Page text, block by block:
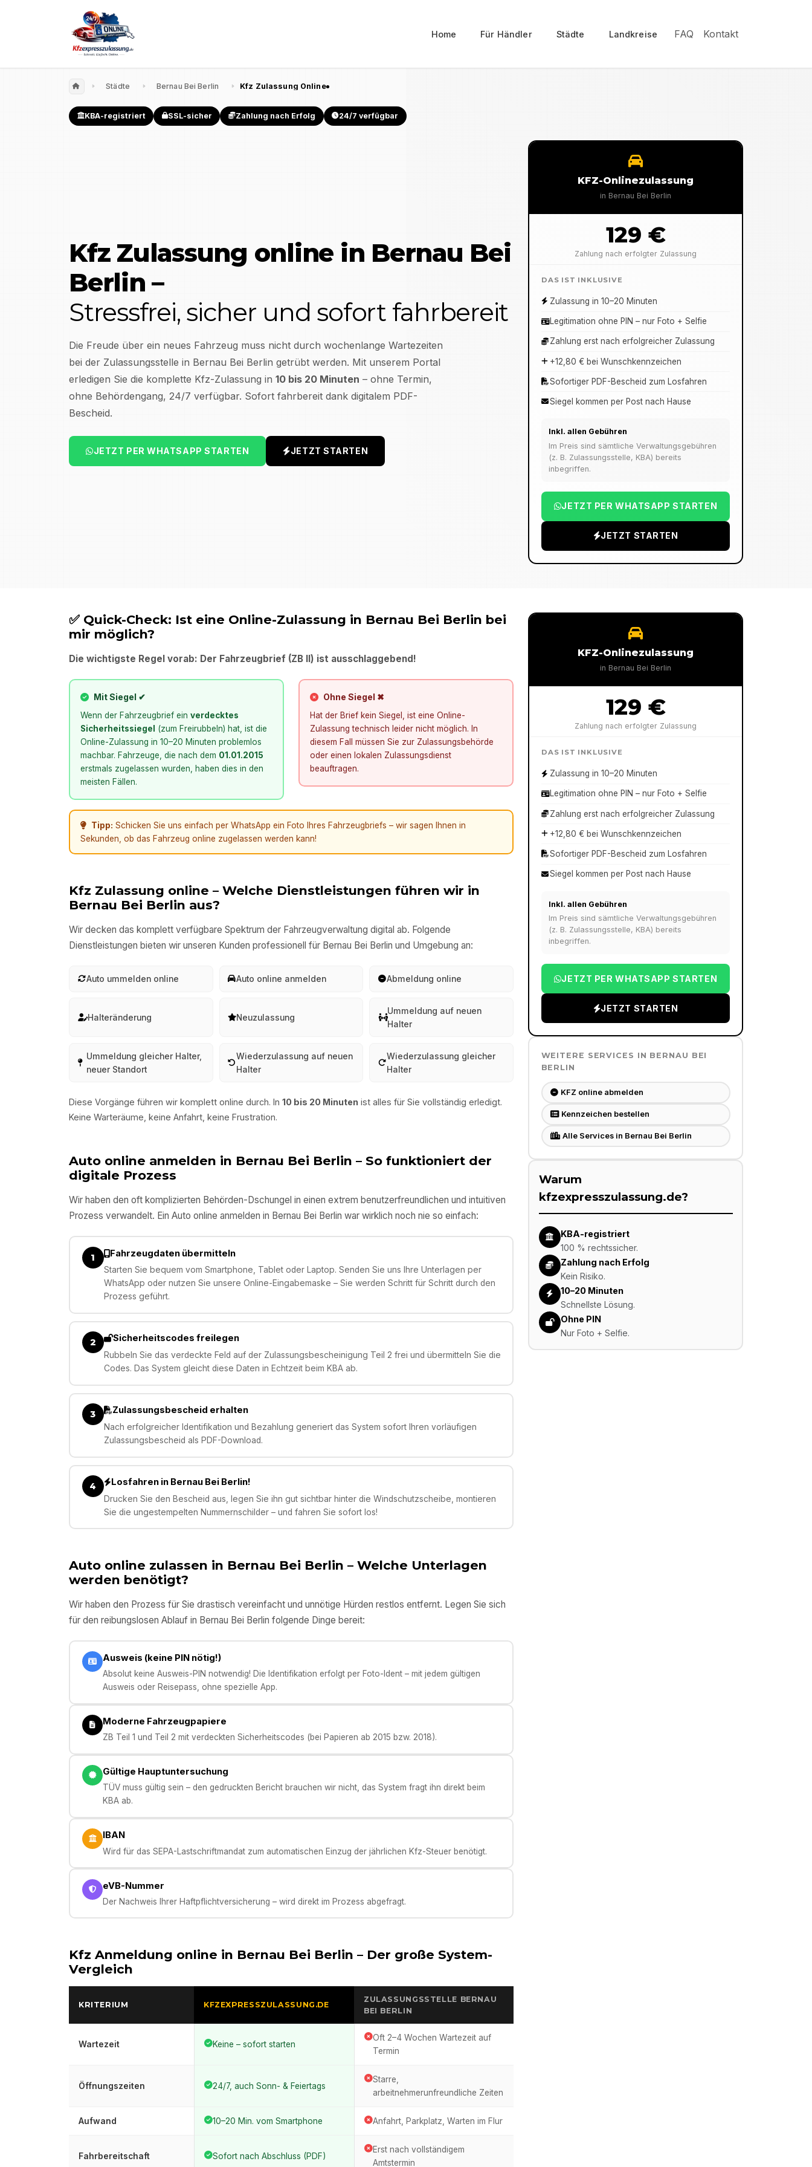
Home Für Händler Städte Landkreise FAQ Kontakt
Städte Bernau Bei Berlin Kfz Zulassung Online
KBA-registriert SSL-sicher Zahlung nach Erfolg 24/7 verfügbar
Kfz Zulassung online in Bernau Bei
Berlin –
Stressfrei, sicher und sofort fahrbereit
Die Freude über ein neues Fahrzeug muss nicht durch wochenlange Wartezeiten
bei der Zulassungsstelle in Bernau Bei Berlin getrübt werden. Mit unserem Portal
erledigen Sie die komplette Kfz-Zulassung in 10 bis 20 Minuten – ohne Termin,
ohne Behördengang, 24/7 verfügbar. Sofort fahrbereit dank digitalem PDF-
Bescheid.
JETZT PER WHATSAPP STARTEN JETZT STARTEN
KFZ-Onlinezulassung
in Bernau Bei Berlin
129 €
Zahlung nach erfolgter Zulassung
DAS IST INKLUSIVE
Zulassung in 10–20 Minuten
Legitimation ohne PIN – nur Foto + Selfie
Zahlung erst nach erfolgreicher Zulassung
+12,80 € bei Wunschkennzeichen
Sofortiger PDF-Bescheid zum Losfahren
Siegel kommen per Post nach Hause
Inkl. allen Gebühren
Im Preis sind sämtliche Verwaltungsgebühren
(z. B. Zulassungsstelle, KBA) bereits
inbegriffen.
JETZT PER WHATSAPP STARTEN
JETZT STARTEN
✅ Quick-Check: Ist eine Online-Zulassung in Bernau Bei Berlin bei
mir möglich?
Die wichtigste Regel vorab: Der Fahrzeugbrief (ZB II) ist ausschlaggebend!
Mit Siegel ✔
Wenn der Fahrzeugbrief einverdecktes
Sicherheitssiegel
(zum Freirubbeln) hat, ist die
Online-Zulassung in 10–20 Minuten problemlos
machbar. Fahrzeuge, die nach dem 01.01.2015
erstmals zugelassen wurden, haben dies in den
meisten Fällen.
Ohne Siegel ✖
Hat der Brief kein Siegel, ist eine Online-
Zulassung technisch leider nicht möglich. In
diesem Fall müssen Sie zur Zulassungsbehörde
oder einen lokalen Zulassungsdienst
beauftragen.
Tipp: Schicken Sie uns einfach per WhatsApp ein Foto Ihres Fahrzeugbriefs – wir sagen Ihnen in
Sekunden, ob das Fahrzeug online zugelassen werden kann!
Kfz Zulassung online – Welche Dienstleistungen führen wir in
Bernau Bei Berlin aus?
Wir decken das komplett verfügbare Spektrum der Fahrzeugverwaltung digital ab. Folgende
Dienstleistungen bieten wir unseren Kunden professionell für Bernau Bei Berlin und Umgebung an:
Auto ummelden online Auto online anmelden Abmeldung online
Halteränderung Neuzulassung
Ummeldung auf neuen
Halter
Ummeldung gleicher Halter,
neuer Standort
Wiederzulassung auf neuen
Halter
Wiederzulassung gleicher
Halter
Diese Vorgänge führen wir komplett online durch. In 10 bis 20 Minuten ist alles für Sie vollständig erledigt.
Keine Warteräume, keine Anfahrt, keine Frustration.
Auto online anmelden in Bernau Bei Berlin – So funktioniert der
digitale Prozess
Wir haben den oft komplizierten Behörden-Dschungel in einen extrem benutzerfreundlichen und intuitiven
Prozess verwandelt. Ein Auto online anmelden in Bernau Bei Berlin war wirklich noch nie so einfach:
1 Fahrzeugdaten übermitteln
Starten Sie bequem vom Smartphone, Tablet oder Laptop. Senden Sie uns Ihre Unterlagen per
WhatsApp oder nutzen Sie unsere Online-Eingabemaske – Sie werden Schritt für Schritt durch den
Prozess geführt.
2 Sicherheitscodes freilegen
Rubbeln Sie das verdeckte Feld auf der Zulassungsbescheinigung Teil 2 frei und übermitteln Sie die
Codes. Das System gleicht diese Daten in Echtzeit beim KBA ab.
3 Zulassungsbescheid erhalten
Nach erfolgreicher Identifikation und Bezahlung generiert das System sofort Ihren vorläufigen
Zulassungsbescheid als PDF-Download.
4 Losfahren in Bernau Bei Berlin!
Drucken Sie den Bescheid aus, legen Sie ihn gut sichtbar hinter die Windschutzscheibe, montieren
Sie die ungestempelten Nummernschilder – und fahren Sie sofort los!
Auto online zulassen in Bernau Bei Berlin – Welche Unterlagen
werden benötigt?
Wir haben den Prozess für Sie drastisch vereinfacht und unnötige Hürden restlos entfernt. Legen Sie sich
für den reibungslosen Ablauf in Bernau Bei Berlin folgende Dinge bereit:
Ausweis (keine PIN nötig!)
Absolut keine Ausweis-PIN notwendig! Die Identifikation erfolgt per Foto-Ident – mit jedem gültigen
Ausweis oder Reisepass, ohne spezielle App.
Moderne Fahrzeugpapiere
ZB Teil 1 und Teil 2 mit verdeckten Sicherheitscodes (bei Papieren ab 2015 bzw. 2018).
Gültige Hauptuntersuchung
TÜV muss gültig sein – den gedruckten Bericht brauchen wir nicht, das System fragt ihn direkt beim
KBA ab.
IBAN
Wird für das SEPA-Lastschriftmandat zum automatischen Einzug der jährlichen Kfz-Steuer benötigt.
eVB-Nummer
Der Nachweis Ihrer Haftpflichtversicherung – wird direkt im Prozess abgefragt.
Kfz Anmeldung online in Bernau Bei Berlin – Der große System-
Vergleich
KRITERIUM KFZEXPRESSZULASSUNG.DE
ZULASSUNGSSTELLE BERNAU
BEI BERLIN
Wartezeit Keine – sofort starten
Oft 2–4 Wochen Wartezeit auf
Termin
Öffnungszeiten 24/7, auch Sonn- & Feiertags
Starre,
arbeitnehmerunfreundliche Zeiten
Aufwand 10–20 Min. vom Smartphone Anfahrt, Parkplatz, Warten im Flur
Fahrbereitschaft Sofort nach Abschluss (PDF)
Erst nach vollständigem
Amtstermin
KFZ-Onlinezulassung
in Bernau Bei Berlin
129 €
Zahlung nach erfolgter Zulassung
DAS IST INKLUSIVE
Zulassung in 10–20 Minuten
Legitimation ohne PIN – nur Foto + Selfie
Zahlung erst nach erfolgreicher Zulassung
+12,80 € bei Wunschkennzeichen
Sofortiger PDF-Bescheid zum Losfahren
Siegel kommen per Post nach Hause
Inkl. allen Gebühren
Im Preis sind sämtliche Verwaltungsgebühren
(z. B. Zulassungsstelle, KBA) bereits
inbegriffen.
JETZT PER WHATSAPP STARTEN
JETZT STARTEN
WEITERE SERVICES IN BERNAU BEI
BERLIN
KFZ online abmelden
Kennzeichen bestellen
Alle Services in Bernau Bei Berlin
Warum
kfzexpresszulassung.de?
KBA-registriert
100 % rechtssicher.
Zahlung nach Erfolg
Kein Risiko.
10–20 Minuten
Schnellste Lösung.
Ohne PIN
Nur Foto + Selfie.